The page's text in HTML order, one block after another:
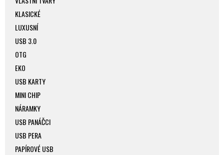
KLASICKÉ
LUXUSNÍ
USB 3.0
OTG
EKO
USB KARTY
MINI CHIP
NÁRAMKY
USB PANÁČCI
USB PERA
PAPÍROVÉ USB